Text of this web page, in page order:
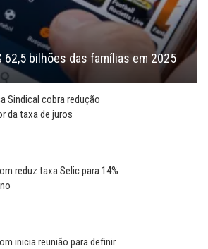
62,5 bilhões das famílias em 2025
Sindical cobra redução
da taxa de juros
reduz taxa Selic para 14%
inicia reunião para definir